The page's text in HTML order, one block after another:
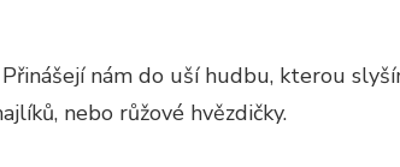
nám do uší hudbu, kterou
nebo růžové hvězdičky.